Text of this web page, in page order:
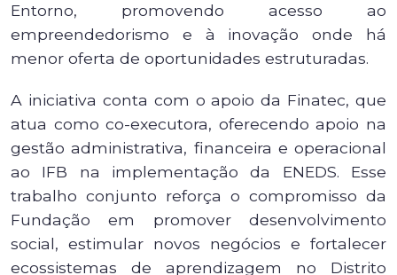
Entorno, promovendo acesso ao
empreendedorismo e à inovação onde há
menor oferta de oportunidades estruturadas.
A iniciativa conta com o apoio da Finatec, que
atua como co-executora, oferecendo apoio na
gestão administrativa, financeira e operacional
ao IFB na implementação da ENEDS. Esse
trabalho conjunto reforça o compromisso da
Fundação em promover desenvolvimento
social, estimular novos negócios e fortalecer
ecossistemas de aprendizagem no Distrito